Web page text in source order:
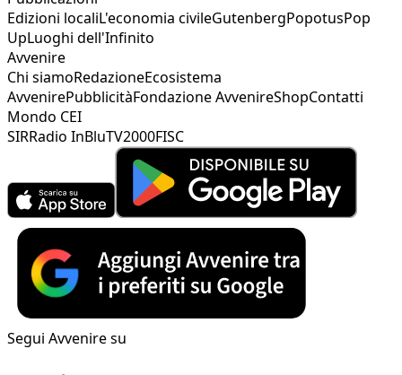
Edizioni localiL'economia civileGutenbergPopotusPop
UpLuoghi dell'Infinito
Avvenire
Chi siamoRedazioneEcosistema
AvvenirePubblicitàFondazione AvvenireShopContatti
Mondo CEI
SIRRadio InBluTV2000FISC
Segui Avvenire su